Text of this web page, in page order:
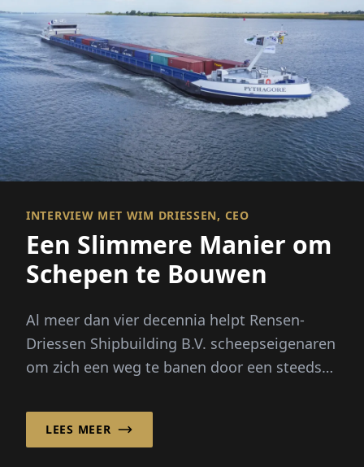
INTERVIEW MET WIM DRIESSEN, CEO
Een Slimmere Manier om
Schepen te Bouwen
Al meer dan vier decennia helpt Rensen-
Driessen Shipbuilding B.V. scheepseigenaren
om zich een weg te banen door een steeds
aangepast scheepsontwerp te combineren
met een flexibel, internationaal
LEES MEER